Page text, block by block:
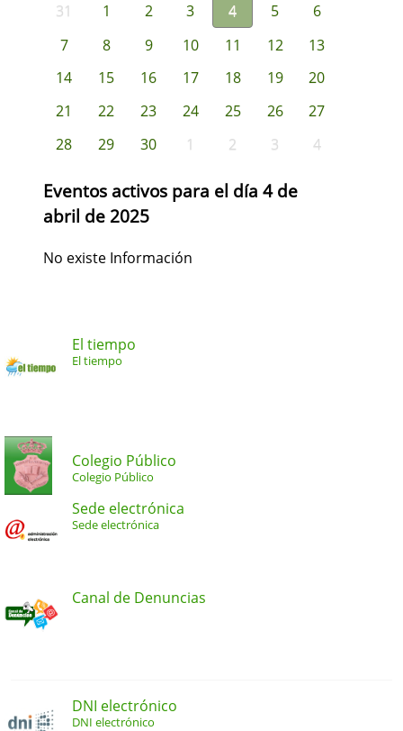
31 1 2 3 4 5
6
7
8 9 10 11 12
13
14
15 16 17 18 19
20
21
22 23 24 25 26
27
28
29 30 1 2 3 4
Eventos activos para el día 4 de
abril de 2025
No existe Información
El tiempo
El tiempo
Colegio Público
Colegio Público
Sede electrónica
Sede electrónica
Canal de Denuncias
DNI electrónico
DNI electrónico